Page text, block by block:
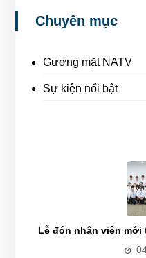
Chuyên mục
Gương mặt NATV
Sự kiện nổi bật
Lễ đón nhân viên mới